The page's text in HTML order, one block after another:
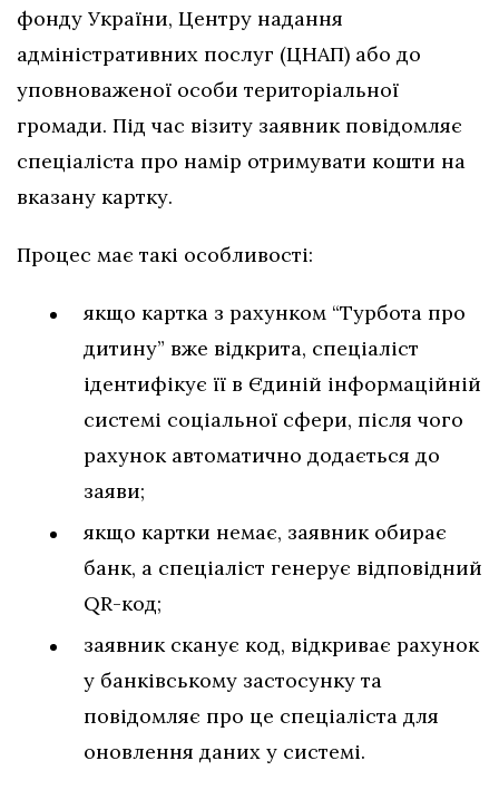
фонду України, Центру надання
адміністративних послуг (ЦНАП) або до
уповноваженої особи територіальної
громади. Під час візиту заявник повідомляє
спеціаліста про намір отримувати кошти на
вказану картку.
Процес має такі особливості:
якщо картка з рахунком “Турбота про
дитину” вже відкрита, спеціаліст
ідентифікує її в Єдиній інформаційній
системі соціальної сфери, після чого
рахунок автоматично додається до
заяви;
якщо картки немає, заявник обирає
банк, а спеціаліст генерує відповідний
QR-код;
заявник сканує код, відкриває рахунок
у банківському застосунку та
повідомляє про це спеціаліста для
оновлення даних у системі.